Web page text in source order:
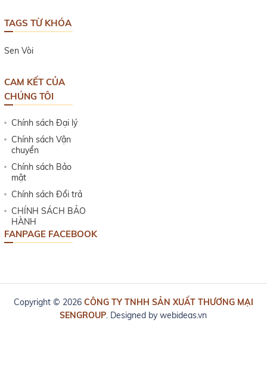
TAGS TỪ KHÓA
Sen Vòi
CAM KẾT CỦA
CHÚNG TÔI
Chính sách Đại lý
Chính sách Vận
chuyển
Chính sách Bảo
mật
Chính sách Đổi trả
CHÍNH SÁCH BẢO
HÀNH
FANPAGE FACEBOOK
Copyright © 2026 CÔNG TY TNHH SẢN XUẤT THƯƠNG MẠI
SENGROUP. Designed bywebideas.vn